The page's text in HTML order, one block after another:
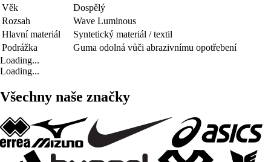
Věk
Dospělý
Rozsah
Wave Luminous
Hlavní materiál
Syntetický materiál / textil
Podrážka
Guma odolná vůči abrazivnímu opotřebení
Loading...
Loading...
Všechny naše značky